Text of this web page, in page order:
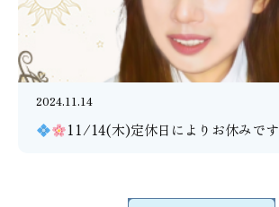
2024.11.14
11/14(木)定休日によりお休みです